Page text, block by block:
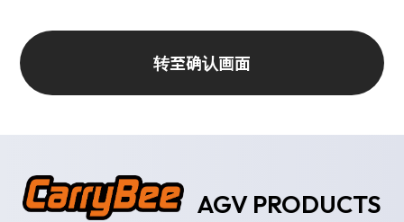
转至确认画面
AGV PRODUCTS